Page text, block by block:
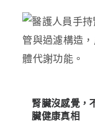
腎臟沒感覺，
臟健康真相